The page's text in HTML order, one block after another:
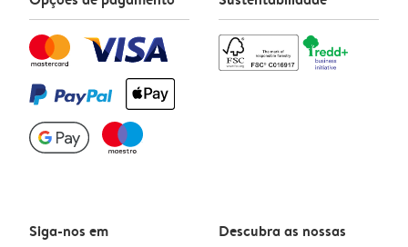
Siga-nos em
Descubra as nossas